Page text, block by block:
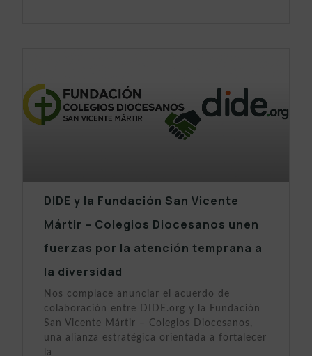
DIDE y la Fundación San Vicente
Mártir – Colegios Diocesanos unen
fuerzas por la atención temprana a
la diversidad
Nos complace anunciar el acuerdo de
colaboración entre DIDE.org y la Fundación
San Vicente Mártir – Colegios Diocesanos,
una alianza estratégica orientada a fortalecer
la